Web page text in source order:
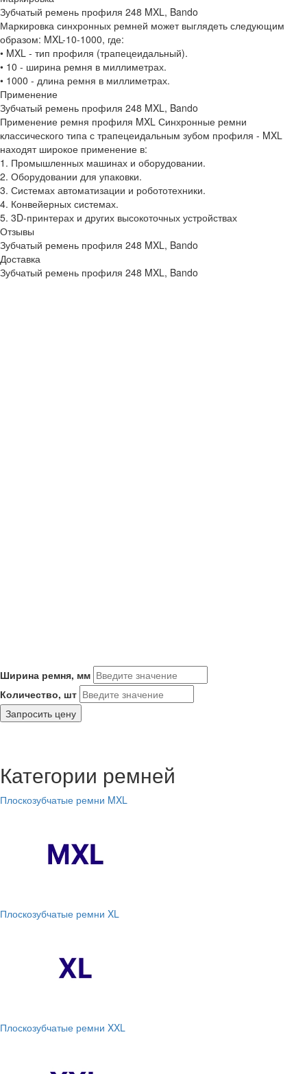
Зубчатый ремень профиля 248 MXL, Bando
Маркировка синхронных ремней может выглядеть следующим
образом: MXL-10-1000, где:
• MXL - тип профиля (трапецеидальный).
• 10 - ширина ремня в миллиметрах.
• 1000 - длина ремня в миллиметрах.
Применение
Зубчатый ремень профиля 248 MXL, Bando
Применение ремня профиля MXL Синхронные ремни
классического типа с трапецеидальным зубом профиля - MXL
находят широкое применение в:
1. Промышленных машинах и оборудовании.
2. Оборудовании для упаковки.
3. Системах автоматизации и робототехники.
4. Конвейерных системах.
5. 3D-принтерах и других высокоточных устройствах
Отзывы
Зубчатый ремень профиля 248 MXL, Bando
Доставка
Зубчатый ремень профиля 248 MXL, Bando
Ширина ремня, мм
Количество, шт
Запросить цену
Категории ремней
Плоскозубчатые ремни MXL
Плоскозубчатые ремни XL
Плоскозубчатые ремни XXL